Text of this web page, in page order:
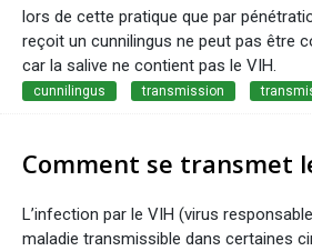
lors de cette pratique que par
reçoit un cunnilingus ne peut pas être
car la salive ne contient pas le VIH.
cunnilingus transmission
Comment se transmet
L’infection par le VIH (virus
maladie transmissible dans certaines